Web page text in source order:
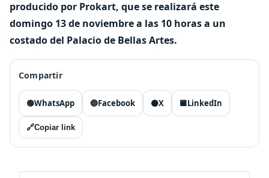
producido por Prokart, que se realizará este
domingo 13 de noviembre a las 10 horas a un
costado del Palacio de Bellas Artes.
Compartir
🟢WhatsApp 🔵Facebook ⚫X 🟦LinkedIn
🔗Copiar link